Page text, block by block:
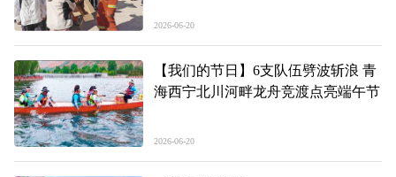
2026-06-20
【我们的节日】6支队伍劈波斩浪 青
海西宁北川河畔龙舟竞渡点亮端午节
2026-06-20